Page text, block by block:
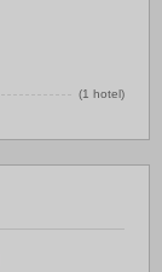
(1 hotel)